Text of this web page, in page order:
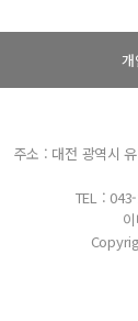
주소 : 대전 광역시
TEL :